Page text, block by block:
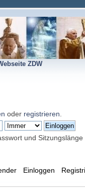
ZDW
oder registrieren
und Sitzungslänge
Einloggen